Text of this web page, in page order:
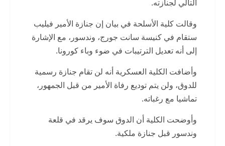
التالي لجنازته.
وقالت كلية الأسلحة في بيان إن جنازة الأمير فيليب
ستقام في كنيسة سانت جورج، وندسور، مع الإشارة
إلى أنه تعديل الترتيبات في ضوء وباء كورونا.
وأضافت الكلية العسكرية أنه لن تقام جنازة رسمية
للدوق، ولن يتم توديع رفاة الأمير من قبل الجمهور،
تماشيا مع رغباته.
وأوضحت الكلية أن الدوق سوف يرقد في قلعة
وندسور قبل جنازة ملكية.